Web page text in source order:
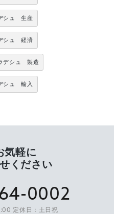
シュ 生産
シュ 経済
デシュ 製造
シュ 輸入
気軽に
ください
0002
定休日：土日祝